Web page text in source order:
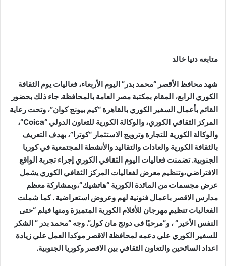
متابعه دنيا خالد
شهد محافظ الأقصر “محمد بدر” اليوم الأربعاء، فعاليات يوم الثقافة
الكوري الرابع، المقام بمكتبة مصر العامة بالمحافظة. جاء ذلك بحضور
القائم بأعمال السفير الكوري بالقاهرة “كيم بيونج كوان”، وتحت رعاية
المركز الثقاقي الكوري، والوكالة الكورية للتعاون الدولي “Coica”،
والوكالة الكورية للتجارة وترويج الاستثمار “كوترا”، بهدف التعريف
بالثقافة الكورية والعادات والتقاليد والأنشطة المجتمعية في كوريا
الجنوبية. تضمنت فعاليات اليوم الثقافي الكوري إجراء تجربة الواقع
الافتراضي،وتنظيم معرض لفعاليات المركز الثقافي الكوري يشمل
عرض مجسمات من المائدة الكورية “هاتشيك”،وبمشاركة معظم
مدارس الاقصر باعمال فنونية لهم وعروض استعراضية . كما شملت
الفعاليات تنظيم مهرجان للأفلام الكورية المتميزة ومنها فيلم “حتى
النفس الأخير” ، و”مرحبًا فى دونج مان كول”. وجه “محمد بدر ” الشكر
للسفير الكوري علي دعمه لمحافظة الاقصر موكدا العمل علي زيادة
اعداد السائحين والتعاون الثقافي بين الاقصر وكوريا الجنوبية.